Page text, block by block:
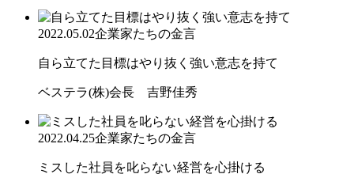
2022.05.02企業家たちの金言
自ら立てた目標はやり抜く強い意志を持て
ベステラ(株)会長 吉野佳秀
2022.04.25企業家たちの金言
ミスした社員を叱らない経営を心掛ける